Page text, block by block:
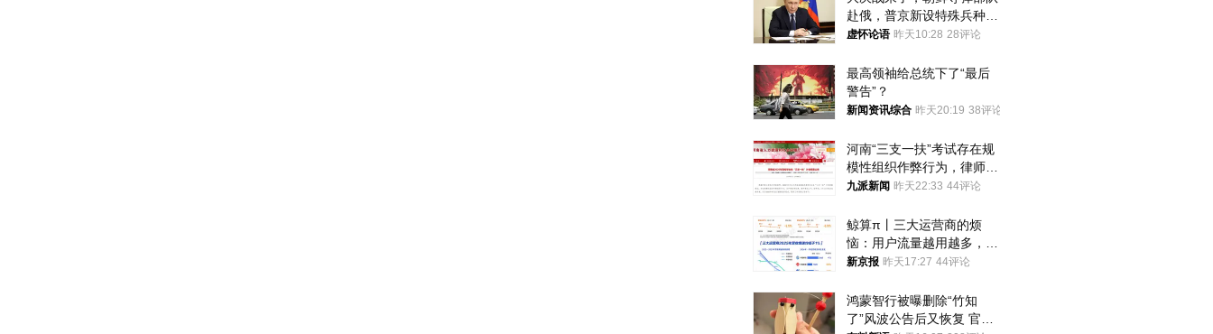
赴俄，普京新设特殊兵种，
76岁老将扛旗
虚怀论语 昨天10:28 28评论
最高领袖给总统下了“最后
警告”？
新闻资讯综合 昨天20:19 38评论
河南“三支一扶”考试存在规
模性组织作弊行为，律师：
涉嫌非法获取国家秘密罪等
九派新闻 昨天22:33 44评论
鲸算π丨三大运营商的烦
恼：用户流量越用越多，收
入却越来越少
新京报 昨天17:27 44评论
鸿蒙智行被曝删除“竹知
了”风波公告后又恢复 官媒